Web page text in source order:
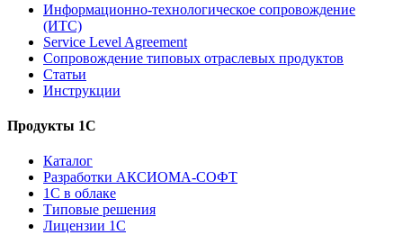
Информационно-технологическое сопровождение
(ИТС)
Service Level Agreement
Сопровождение типовых отраслевых продуктов
Статьи
Инструкции
Продукты 1С
Каталог
Разработки АКСИОМА-СОФТ
1С в облаке
Типовые решения
Лицензии 1С